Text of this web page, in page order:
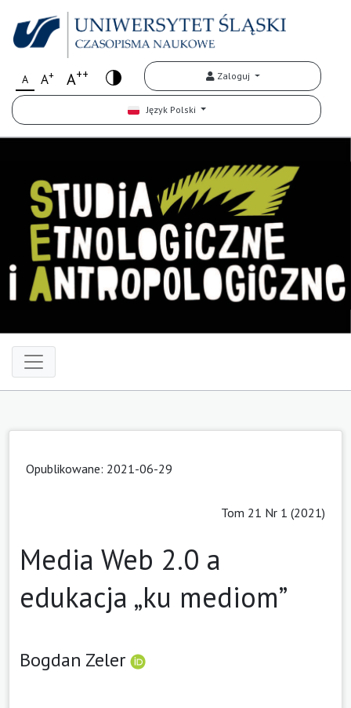
A A+ A++ Zaloguj
Język Polski
Opublikowane: 2021-06-29
Tom 21 Nr 1 (2021)
Media Web 2.0 a
edukacja „ku mediom”
Bogdan Zeler